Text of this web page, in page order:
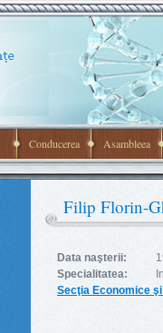
Conducerea Asambleea
Filip Florin-
Data naşterii:
Specialitatea:
Secţia Economice